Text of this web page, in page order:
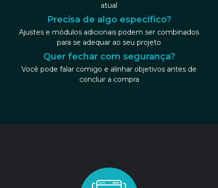
atual
Precisa de algo específico?
Ajustes e módulos adicionais podem ser combinados
para se adequar ao seu projeto
Quer fechar com segurança?
Você pode falar comigo e alinhar objetivos antes de
concluir a compra